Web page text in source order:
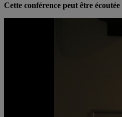
Cette conférence peut être